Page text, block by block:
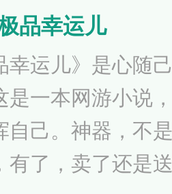
小说。
品幸运儿
幸运儿》是心随
是一本网游小说
自己。神器，不
有了，卖了还是